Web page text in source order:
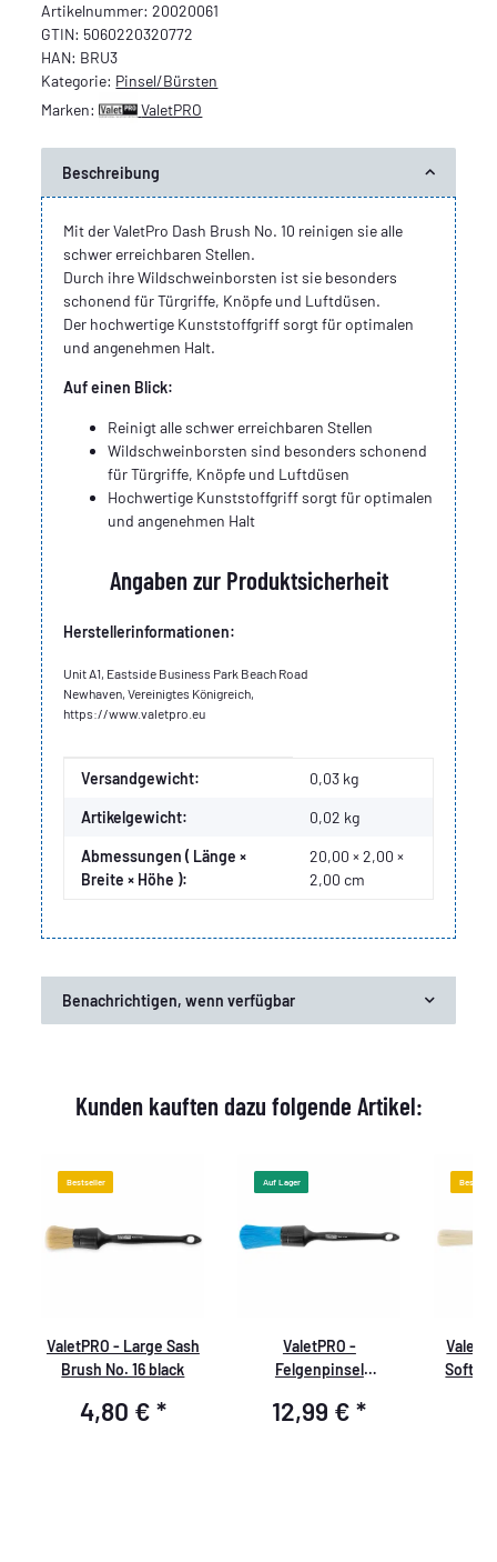
Artikelnummer:20020061
GTIN: 5060220320772
HAN: BRU3
Kategorie: Pinsel/Bürsten
Marken:
ValetPRO
Beschreibung
Mit der ValetPro Dash Brush No. 10 reinigen sie alle
schwer erreichbaren Stellen.
Durch ihre Wildschweinborsten ist sie besonders
schonend für Türgriffe, Knöpfe und Luftdüsen.
Der hochwertige Kunststoffgriff sorgt für optimalen
und angenehmen Halt.
Auf einen Blick:
Reinigt alle schwer erreichbaren Stellen
Wildschweinborsten sind besonders schonend
für Türgriffe, Knöpfe und Luftdüsen
Hochwertige Kunststoffgriff sorgt für optimalen
und angenehmen Halt
Angaben zur Produktsicherheit
Herstellerinformationen:
Unit A1, Eastside Business Park Beach Road
Newhaven, Vereinigtes Königreich,
https://www.valetpro.eu
Produkteigenschaft
Wert
Versandgewicht: 0,03 kg
Artikelgewicht: 0,02 kg
Abmessungen ( Länge ×
Breite × Höhe ):
20,00 × 2,00 ×
2,00 cm
Benachrichtigen, wenn verfügbar
Kunden kauften dazu folgende Artikel:
Bestseller
ValetPRO - Large Sash
Brush No. 16 black
4,80 € *
Auf Lager
ValetPRO -
Felgenpinsel
Kunststoff Griff 18, BRU
12,99 €*
Bestseller
Soft